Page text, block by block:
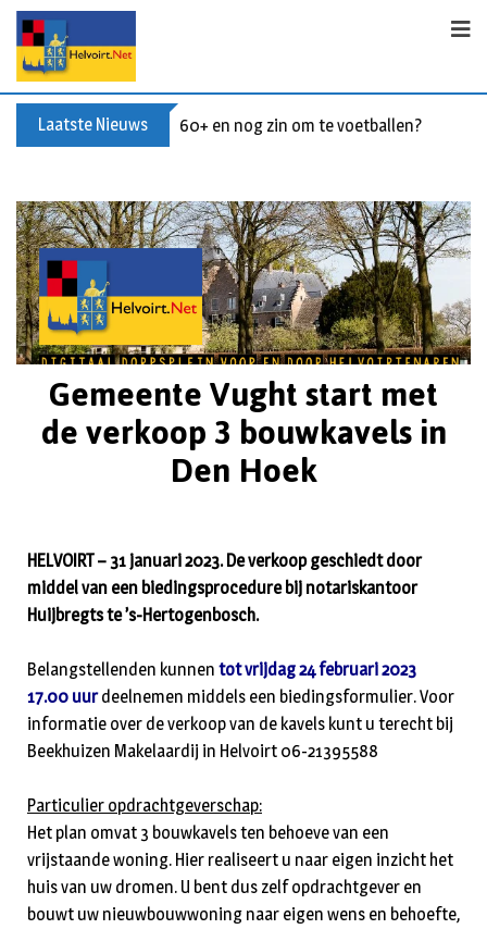
Laatste Nieuws 60+ en nog zin om te voetballen? Kom
Gemeente Vught start met
de verkoop 3 bouwkavels in
Den Hoek
HELVOIRT – 31 januari 2023. De verkoop geschiedt door
middel van een biedingsprocedure bij notariskantoor
Huijbregts te ’s-Hertogenbosch.
Belangstellenden kunnen tot vrijdag 24 februari 2023
17.00 uurdeelnemen middels een biedingsformulier. Voor
informatie over de verkoop van de kavels kunt u terecht bij
Beekhuizen Makelaardij in Helvoirt 06-21395588
Particulier opdrachtgeverschap:
Het plan omvat 3 bouwkavels ten behoeve van een
vrijstaande woning. Hier realiseert u naar eigen inzicht het
huis van uw dromen. U bent dus zelf opdrachtgever en
bouwt uw nieuwbouwwoning naar eigen wens en behoefte,